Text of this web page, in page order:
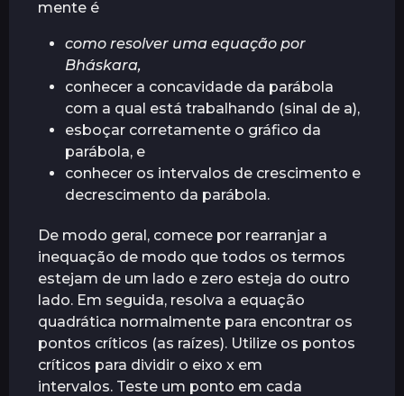
mente é
como resolver uma equação por
Bháskara,
conhecer a concavidade da parábola
com a qual está trabalhando (sinal de a),
esboçar corretamente o gráfico da
parábola, e
conhecer os intervalos de crescimento e
decrescimento da parábola.
De modo geral, comece por rearranjar a
inequação de modo que todos os termos
estejam de um lado e zero esteja do outro
lado. Em seguida, resolva a equação
quadrática normalmente para encontrar os
pontos críticos (as raízes). Utilize os pontos
críticos para dividir o eixo x em
intervalos. Teste um ponto em cada